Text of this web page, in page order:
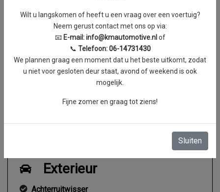
Vermogen
51 kW / 69 PK
Topsnelheid
153 km/h
Acceleratie (0-100 km/h)
14.4 seconden
Maximum aantal toeren
6200 RPM
0 Nm
Exterieur
Achterruitwisser
Wilt u langskomen of heeft u een vraag over een voertuig?
Neem gerust contact met ons op via:
📧 E-mail:info@kmautomotive.nlof
📞 Telefoon:06-14731430
We plannen graag een moment dat u het beste uitkomt, zodat
u niet voor gesloten deur staat, avond of weekend is ook
mogelijk.
Fijne zomer en graag tot ziens!
Sluiten